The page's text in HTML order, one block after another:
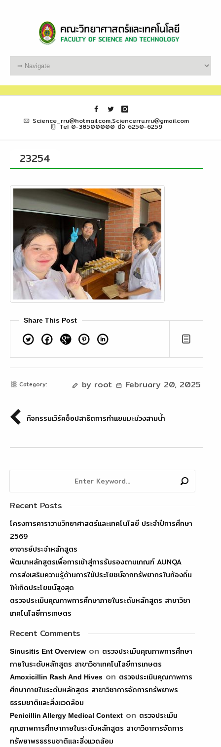
Science_rru@hotmail.com,Sciencerru.rru@gmail.com
Tel 0-38500000 ต่อ 6250-6259
23254
Share This Post
by root February 20, 2025
Category:
กิจกรรมเวิร์คช็อปสาธิตการทำแยมมะม่วงสามน้ำ
Recent Posts
โครงการคาราวานวิทยาศาสตร์และเทคโนโลยี ประจำปีการศึกษา
2569
อาจารย์ประจำหลักสูตร
พัฒนาหลักสูตรเพื่อการเข้าสู่การรับรองตามเกณฑ์ AUNQA
การส่งเสริมความรู้ด้านการใช้ประโยชน์จากทรัพยากรในท้องถิ่น
ให้เกิดประโยชน์สูงสุด
ตรวจประเมินคุณภาพการศึกษาภายในระดับหลักสูตร สาขาวิชา
เทคโนโลยีการเกษตร
Recent Comments
Sinusitis Ent Overview on ตรวจประเมินคุณภาพการศึกษา
ภายในระดับหลักสูตร สาขาวิชาเทคโนโลยีการเกษตร
Amoxicillin Rash And Hives on ตรวจประเมินคุณภาพการ
ศึกษาภายในระดับหลักสูตร สาขาวิชาการจัดการทรัพยาพร
ธรรมชาติและสิ่งแวดล้อม
Penicillin Allergy Medical Context on ตรวจประเมิน
คุณภาพการศึกษาภายในระดับหลักสูตร สาขาวิชาการจัดการ
ทรัพยาพรธรรมชาติและสิ่งแวดล้อม